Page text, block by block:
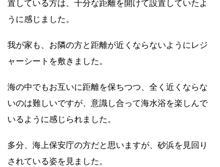
置している方は、十分な距離を開けて設置していたよ
うに感じました。
我が家も、お隣の方と距離が近くならないようにレジ
ャーシートを敷きました。
海の中でもお互いに距離を保ちつつ、全く近くならな
いのは難しいですが、意識し合って海水浴を楽しんで
いるように感じられました。
多分、海上保安庁の方だと思いますが、砂浜を見回り
されている姿を見ました。